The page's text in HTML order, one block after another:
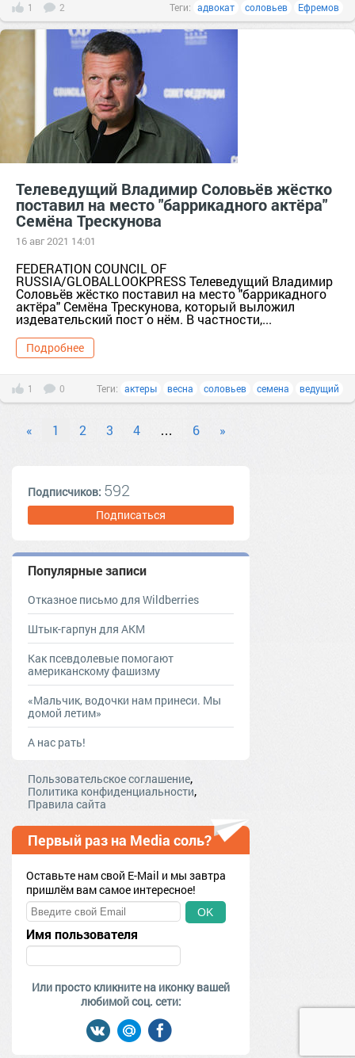
1 2 Теги: адвокат соловьев Ефремов
Телеведущий Владимир Соловьёв жёстко
поставил на место "баррикадного актёра"
Семёна Трескунова
16 авг 2021 14:01
FEDERATION COUNCIL OF
RUSSIA/GLOBALLOOKPRESS Телеведущий Владимир
Соловьёв жёстко поставил на место "баррикадного
актёра" Семёна Трескунова, который выложил
издевательский пост о нём. В частности,...
Подробнее
1 0 Теги: актеры весна соловьев семена ведущий
« 1 2 3 4 … 6 »
Подписчиков: 592
Подписаться
Популярные записи
Отказное письмо для Wildberries
Штык-гарпун для АКМ
Как псевдолевые помогают
американскому фашизму
«Мальчик, водочки нам принеси. Мы
домой летим»
А нас рать!
Пользовательское соглашение,
Политика конфиденциальности,
Правила сайта
Первый раз на Media соль?
Оставьте нам свой E-Mail и мы завтра
пришлём вам самое интересное!
OK
Имя пользователя
Или просто кликните на иконку вашей
любимой соц. сети: